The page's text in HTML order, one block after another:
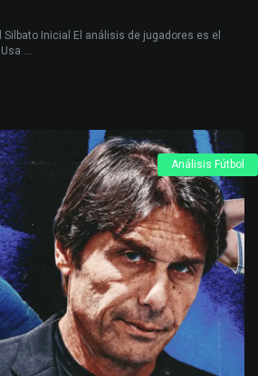
Inicial El análisis de jugadores es el
...
Análisis Fútbol